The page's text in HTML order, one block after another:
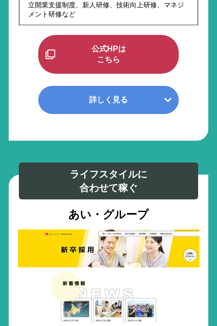
立開業支援制度、新人研修、技術向上研修、マネジ
メント研修など
公式HPは
こちら
詳しく見る
ライフスタイルに
合わせて稼ぐ
あい・グループ